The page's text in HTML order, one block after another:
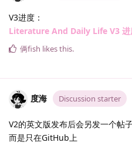
V3进度：
Literature And Daily Life V3 进
俩fish likes this.
度海 Discussion starter
V2的英文版发布后会另发一个帖
而是只在GitHub上